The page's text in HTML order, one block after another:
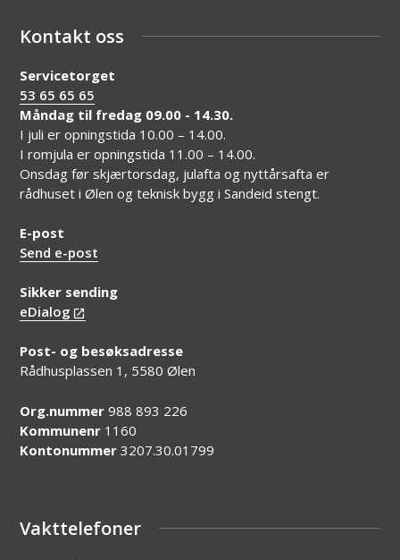
Kontakt oss
Servicetorget
53 65 65 65
Måndag til fredag 09.00 - 14.30.
I juli er opningstida 10.00 – 14.00.
I romjula er opningstida 11.00 – 14.00.
Onsdag før skjærtorsdag, julafta og nyttårsafta er
rådhuset i Ølen og teknisk bygg i Sandeid stengt.
E-post
Send e-post
Sikker sending
eDialog
Post- og besøksadresse
Rådhusplassen 1, 5580 Ølen
Org.nummer988 893 226
Kommunenr 1160
Kontonummer3207.30.01799
Vakttelefoner